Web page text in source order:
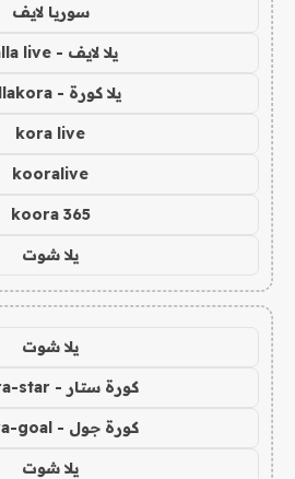
سوريا لايف
يلا لايف - yalla live
يلا كورة - yallakora
kora live
kooralive
koora 365
يلا شوت
يلا شوت
كورة ستار - koora-star
كورة جول - koora-goal
يلا شوت